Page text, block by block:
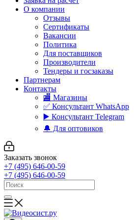
О компании
Отзывы
Сертификаты
Вакансии
Политика
Для поставщиков
Производители
Тендеры и госзаказы
Партнерам
Контакты
🏬 Магазины
✅️ Консультант WhatsApp
▶️ Консультант Telegram
🔔 Для оптовиков
Заказать звонок
+7 (495) 646-00-59
+7 (495) 646-00-59